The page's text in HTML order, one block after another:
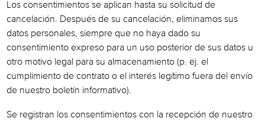
Los consentimientos se aplican hasta su solicitud de
cancelación. Después de su cancelación, eliminamos sus
datos personales, siempre que no haya dado su
consentimiento expreso para un uso posterior de sus datos u
otro motivo legal para su almacenamiento (p. ej. el
cumplimiento de contrato o el interés legítimo fuera del envío
de nuestro boletín informativo).
Se registran los consentimientos con la recepción de nuestro